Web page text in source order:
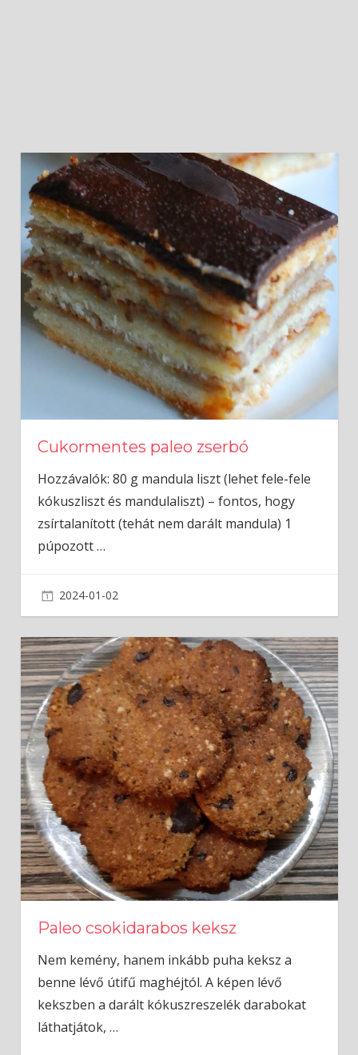
Cukormentes paleo zserbó
Hozzávalók: 80 g mandula liszt (lehet fele-fele
kókuszliszt és mandulaliszt) – fontos, hogy
zsírtalanított (tehát nem darált mandula) 1
púpozott…
2024-01-02
Paleo csokidarabos keksz
Nem kemény, hanem inkább puha keksz a
benne lévő útifű maghéjtól. A képen lévő
kekszben a darált kókuszreszelék darabokat
láthatjátok, …